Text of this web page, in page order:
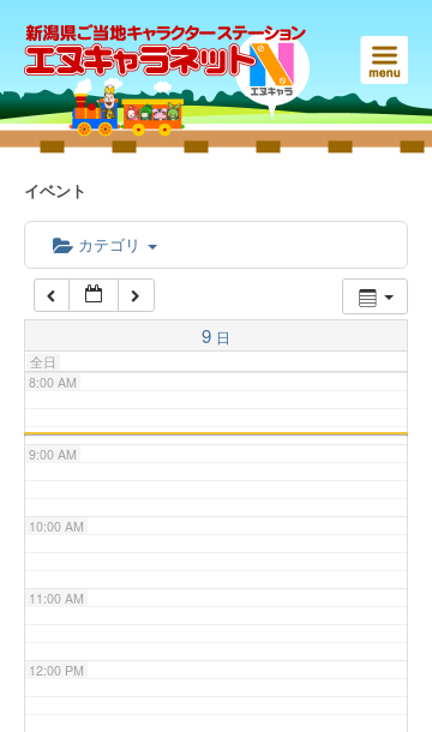
イベント
カテゴリ
9 日
全日
3:00 AM
4:00 AM
6:00 AM
7:00 AM
8:00 AM
9:00 AM
10:00 AM
11:00 AM
12:00 PM